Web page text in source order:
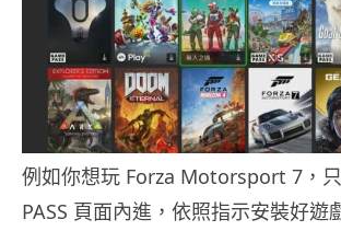
例如你想玩 Forza Motorsport 7，
PASS 頁面內進，依照指示安裝好遊